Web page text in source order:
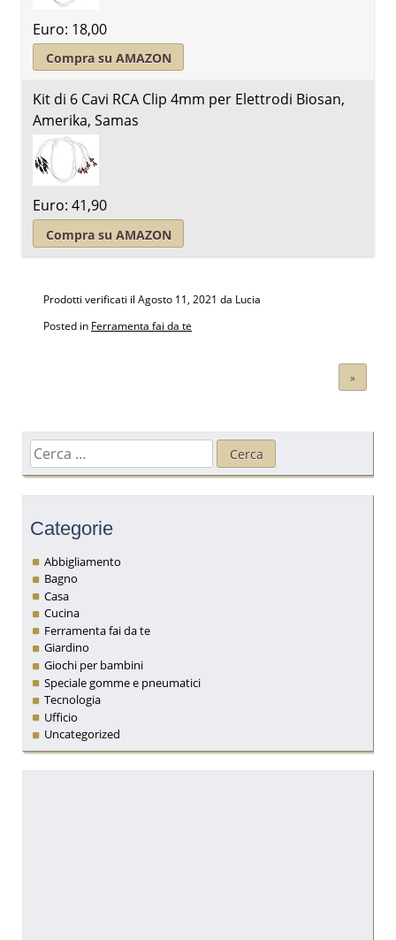
Euro: 18,00
Compra su AMAZON
Kit di 6 Cavi RCA Clip 4mm per Elettrodi Biosan,
Amerika, Samas
Euro: 41,90
Compra su AMAZON
Prodotti verificati il Agosto 11, 2021 da Lucia
Posted in Ferramenta fai da te
»
Ricerca
per:
Categorie
Abbigliamento
Bagno
Casa
Cucina
Ferramenta fai da te
Giardino
Giochi per bambini
Speciale gomme e pneumatici
Tecnologia
Ufficio
Uncategorized